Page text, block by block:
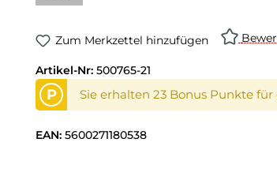
Zum Merkzettel hinzufügen
Artikel-Nr: 500765-21
P Sie erhalten 23 Bonus Punkte
EAN: 5600271180538